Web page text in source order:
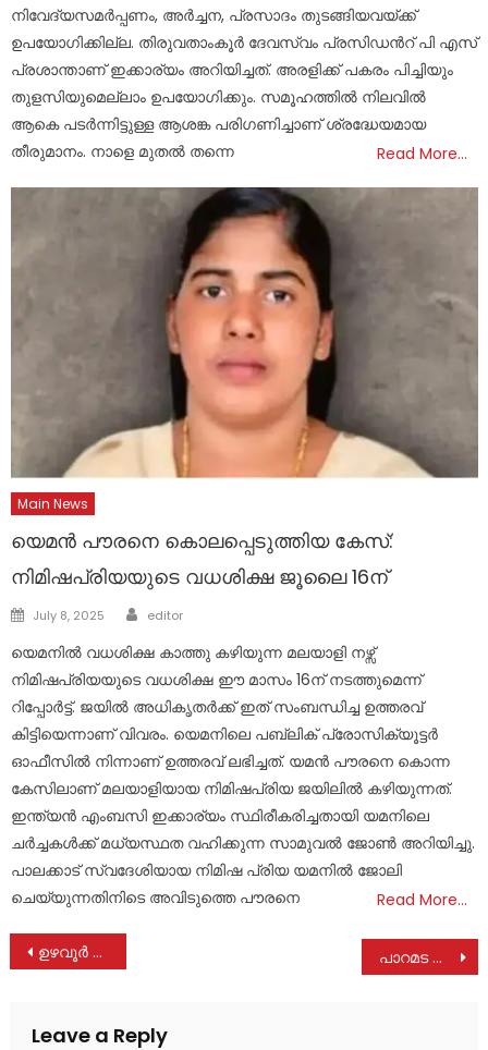
നിവേദ്യസമര്‍പ്പണം, അര്‍ച്ചന, പ്രസാദം തുടങ്ങിയവയ്ക്ക്
ഉപയോഗിക്കില്ല. തിരുവതാംകൂർ ദേവസ്വം പ്രസിഡന്‍റ് പി എസ്
പ്രശാന്താണ് ഇക്കാര്യം അറിയിച്ചത്. അരളിക്ക് പകരം പിച്ചിയും
തുളസിയുമെല്ലാം ഉപയോഗിക്കും. സമൂഹത്തില്‍ നിലവില്‍
ആകെ പടര്‍ന്നിട്ടുള്ള ആശങ്ക പരിഗണിച്ചാണ് ശ്രദ്ധേയമായ
തീരുമാനം. നാളെ മുതല്‍ തന്നെ
Read More…
Main News
യെമൻ പൗരനെ കൊലപ്പെടുത്തിയ കേസ്:
നിമിഷപ്രിയയുടെ വധശിക്ഷ ജൂലൈ 16ന്
Posted
July 8, 2025 Author
editor
യെമനിൽ വധശിക്ഷ കാത്തു കഴിയുന്ന മലയാളി നഴ്സ്
നിമിഷപ്രിയയുടെ വധശിക്ഷ ഈ മാസം 16ന് നടത്തുമെന്ന്
റിപ്പോർട്ട്. ജയിൽ അധികൃതർക്ക് ഇത് സംബന്ധിച്ച ഉത്തരവ്
കിട്ടിയെന്നാണ് വിവരം. യെമനിലെ പബ്ലിക് പ്രോസിക്യൂട്ടർ
ഓഫീസിൽ നിന്നാണ് ഉത്തരവ് ലഭിച്ചത്. യമൻ പൗരനെ കൊന്ന
കേസിലാണ് മലയാളിയായ നിമിഷപ്രിയ ജയിലിൽ കഴിയുന്നത്.
ഇന്ത്യൻ എംബസി ഇക്കാര്യം സ്ഥിരീകരിച്ചതായി യമനിലെ
ചർച്ചകൾക്ക് മധ്യസ്ഥത വഹിക്കുന്ന സാമുവൽ ജോൺ അറിയിച്ചു.
പാലക്കാട് സ്വദേശിയായ നിമിഷ പ്രിയ യമനിൽ ജോലി
ചെയ്യുന്നതിനിടെ അവിടുത്തെ പൗരനെ
Read More…
Post
ഉഴവൂർ ഗ്രാമപഞ്ചായത്തിൽ ഹരിത സ്ഥാപനം പ്രഖ്യാപനം പാറമട കുടിവെള്ള പദ്ധതി സമർപ്പിച്ചു
Leave a Reply